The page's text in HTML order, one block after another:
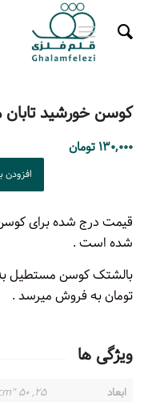
کوسن خورشید
۱۳۰,۰۰۰ تومان
افزودن
قیمت درج شده برای
شده است .
تومان به فروش میرسد .
ویژگی ها
ابعاد
۲۵, ۵۰ "cm"